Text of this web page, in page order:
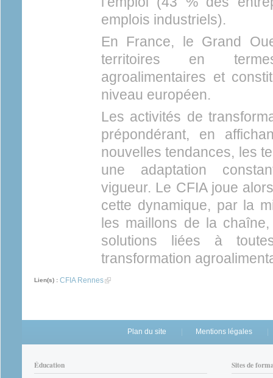
emplois industriels).
En France, le Grand
territoires en termes
agroalimentaires et
niveau européen.
Les activités de
prépondérant, en
nouvelles tendances, les
une adaptation
vigueur. Le CFIA joue
cette dynamique, par la
les maillons de la
solutions liées à
transformation
Lien(s) : CFIA Rennes(link is external)
Plan du site Mentions légales
Éducation Sites de